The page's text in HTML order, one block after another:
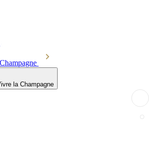
la Champagne